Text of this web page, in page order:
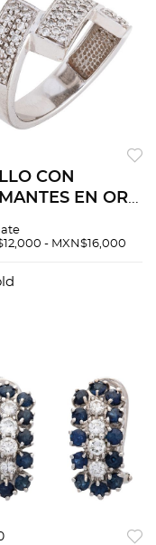
CON
EN ORO
corte
7.0 g. Talla: 7 ½
- MXN$16,000